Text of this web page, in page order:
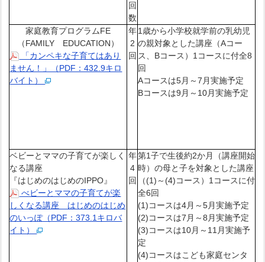
回
数
家庭教育プログラムFE
（FAMILY EDUCATION）
「カンペキな子育てはあり
ません！」（PDF：432.9キロ
バイト）
年
2
回
1歳から小学校就学前の乳幼児
の親対象とした講座（Aコー
ス、Bコース）1コースに付全8
回
Aコースは5月～7月実施予定
Bコースは9月～10月実施予定
ベビーとママの子育てが楽しく
なる講座
『はじめのはじめのIPPO』
べビーとママの子育てが楽
しくなる講座 はじめのはじめ
のいっぽ（PDF：373.1キロバ
イト）
年
4
回
第1子で生後約2か月（講座開始
時）の母と子を対象とした講座
（(1)～(4)コース）1コースに付
全6回
(1)コースは4月～5月実施予定
(2)コースは7月～8月実施予定
(3)コースは10月～11月実施予
定
(4)コースはこども家庭センタ